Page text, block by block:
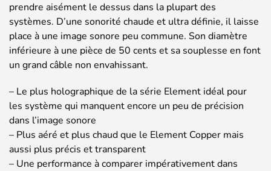
prendre aisément le dessus dans la plupart des
systèmes. D’une sonorité chaude et ultra définie, il laisse
place à une image sonore peu commune. Son diamètre
inférieure à une pièce de 50 cents et sa souplesse en font
un grand câble non envahissant.
– Le plus holographique de la série Element idéal pour
les système qui manquent encore un peu de précision
dans l’image sonore
– Plus aéré et plus chaud que le Element Copper mais
aussi plus précis et transparent
– Une performance à comparer impérativement dans